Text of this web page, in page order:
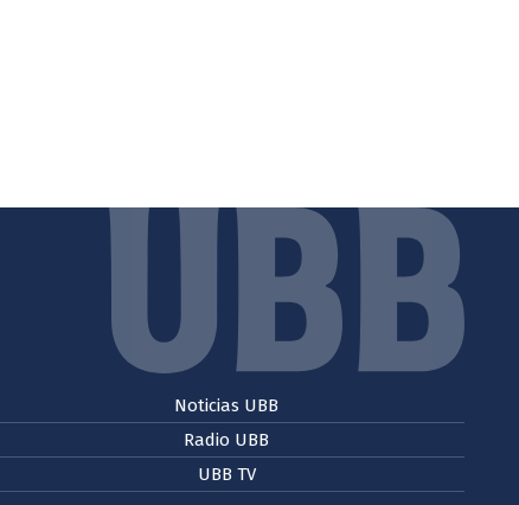
Noticias UBB
Radio UBB
UBB TV